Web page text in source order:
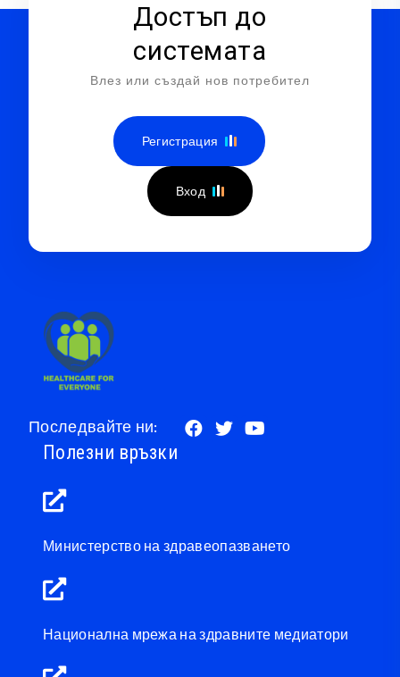
Достъп до
системата
Влез или създай нов потребител
Регистрация
Вход
Последвайте ни:
Полезни връзки
Министерство на здравеопазването
Национална мрежа на здравните медиатори